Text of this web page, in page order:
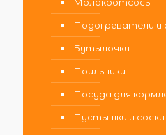
Подогреватели
Бутылочки
Поильники
Посуда для
Пустышки и соски